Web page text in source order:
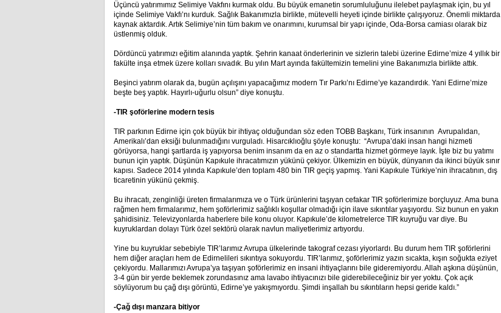
Üçüncü yatırımımız Selimiye Vakfını kurmak oldu. Bu büyük emanetin sorumluluğunu ilelebet paylaşmak için, bu yıl
içinde Selimiye Vakfı’nı kurduk. Sağlık Bakanımızla birlikte, mütevelli heyeti içinde birlikte çalışıyoruz. Önemli miktarda
kaynak aktardık. Artık Selimiye’nin tüm bakım ve onarımını, kurumsal bir yapı içinde, Oda-Borsa camiası olarak biz
üstlenmiş olduk.
Dördüncü yatırımızı eğitim alanında yaptık. Şehrin kanaat önderlerinin ve sizlerin talebi üzerine Edirne’mize 4 yıllık bir
fakülte inşa etmek üzere kolları sıvadık. Bu yılın Mart ayında fakültemizin temelini yine Bakanımızla birlikte attık.
Beşinci yatırım olarak da, bugün açılışını yapacağımız modern Tır Parkı’nı Edirne’ye kazandırdık. Yani Edirne’mize
beşte beş yaptık. Hayırlı-uğurlu olsun” diye konuştu.
-TIR şoförlerine modern tesis
TIR parkının Edirne için çok büyük bir ihtiyaç olduğundan söz eden TOBB Başkanı, Türk insanının Avrupalıdan,
Amerikalı’dan eksiği bulunmadığını vurguladı. Hisarcıklıoğlu şöyle konuştu: “Avrupa’daki insan hangi hizmeti
görüyorsa, hangi şartlarda iş yapıyorsa benim insanım da en az o standartta hizmet görmeye layık. İşte biz bu yatımı
bunun için yaptık. Düşünün Kapıkule ihracatımızın yükünü çekiyor. Ülkemizin en büyük, dünyanın da ikinci büyük sınır
kapısı. Sadece 2014 yılında Kapıkule’den toplam 480 bin TIR geçiş yapmış. Yani Kapıkule Türkiye’nin ihracatının, dış
ticaretinin yükünü çekmiş.
Bu ihracatı, zenginliği üreten firmalarımıza ve o Türk ürünlerini taşıyan cefakar TIR şoförlerimize borçluyuz. Ama buna
rağmen hem firmalarımız, hem şoförlerimiz sağlıklı koşullar olmadığı için ilave sıkıntılar yaşıyordu. Siz bunun en yakın
şahidisiniz. Televizyonlarda haberlere bile konu oluyor. Kapıkule’de kilometrelerce TIR kuyruğu var diye. Bu
kuyruklardan dolayı Türk özel sektörü olarak navlun maliyetlerimiz artıyordu.
Yine bu kuyruklar sebebiyle TIR’larımız Avrupa ülkelerinde takograf cezası yiyorlardı. Bu durum hem TIR şoförlerini
hem diğer araçları hem de Edirnelileri sıkıntıya sokuyordu. TIR’larımız, şoförlerimiz yazın sıcakta, kışın soğukta eziyet
çekiyordu. Mallarımızı Avrupa’ya taşıyan şoförlerimiz en insani ihtiyaçlarını bile gideremiyordu. Allah aşkına düşünün,
3-4 gün bir yerde beklemek zorundasınız ama lavabo ihtiyacınızı bile giderebileceğiniz bir yer yoktu. Çok açık
söylüyorum bu çağ dışı görüntü, Edirne’ye yakışmıyordu. Şimdi inşallah bu sıkıntıların hepsi geride kaldı.”
-Çağ dışı manzara bitiyor